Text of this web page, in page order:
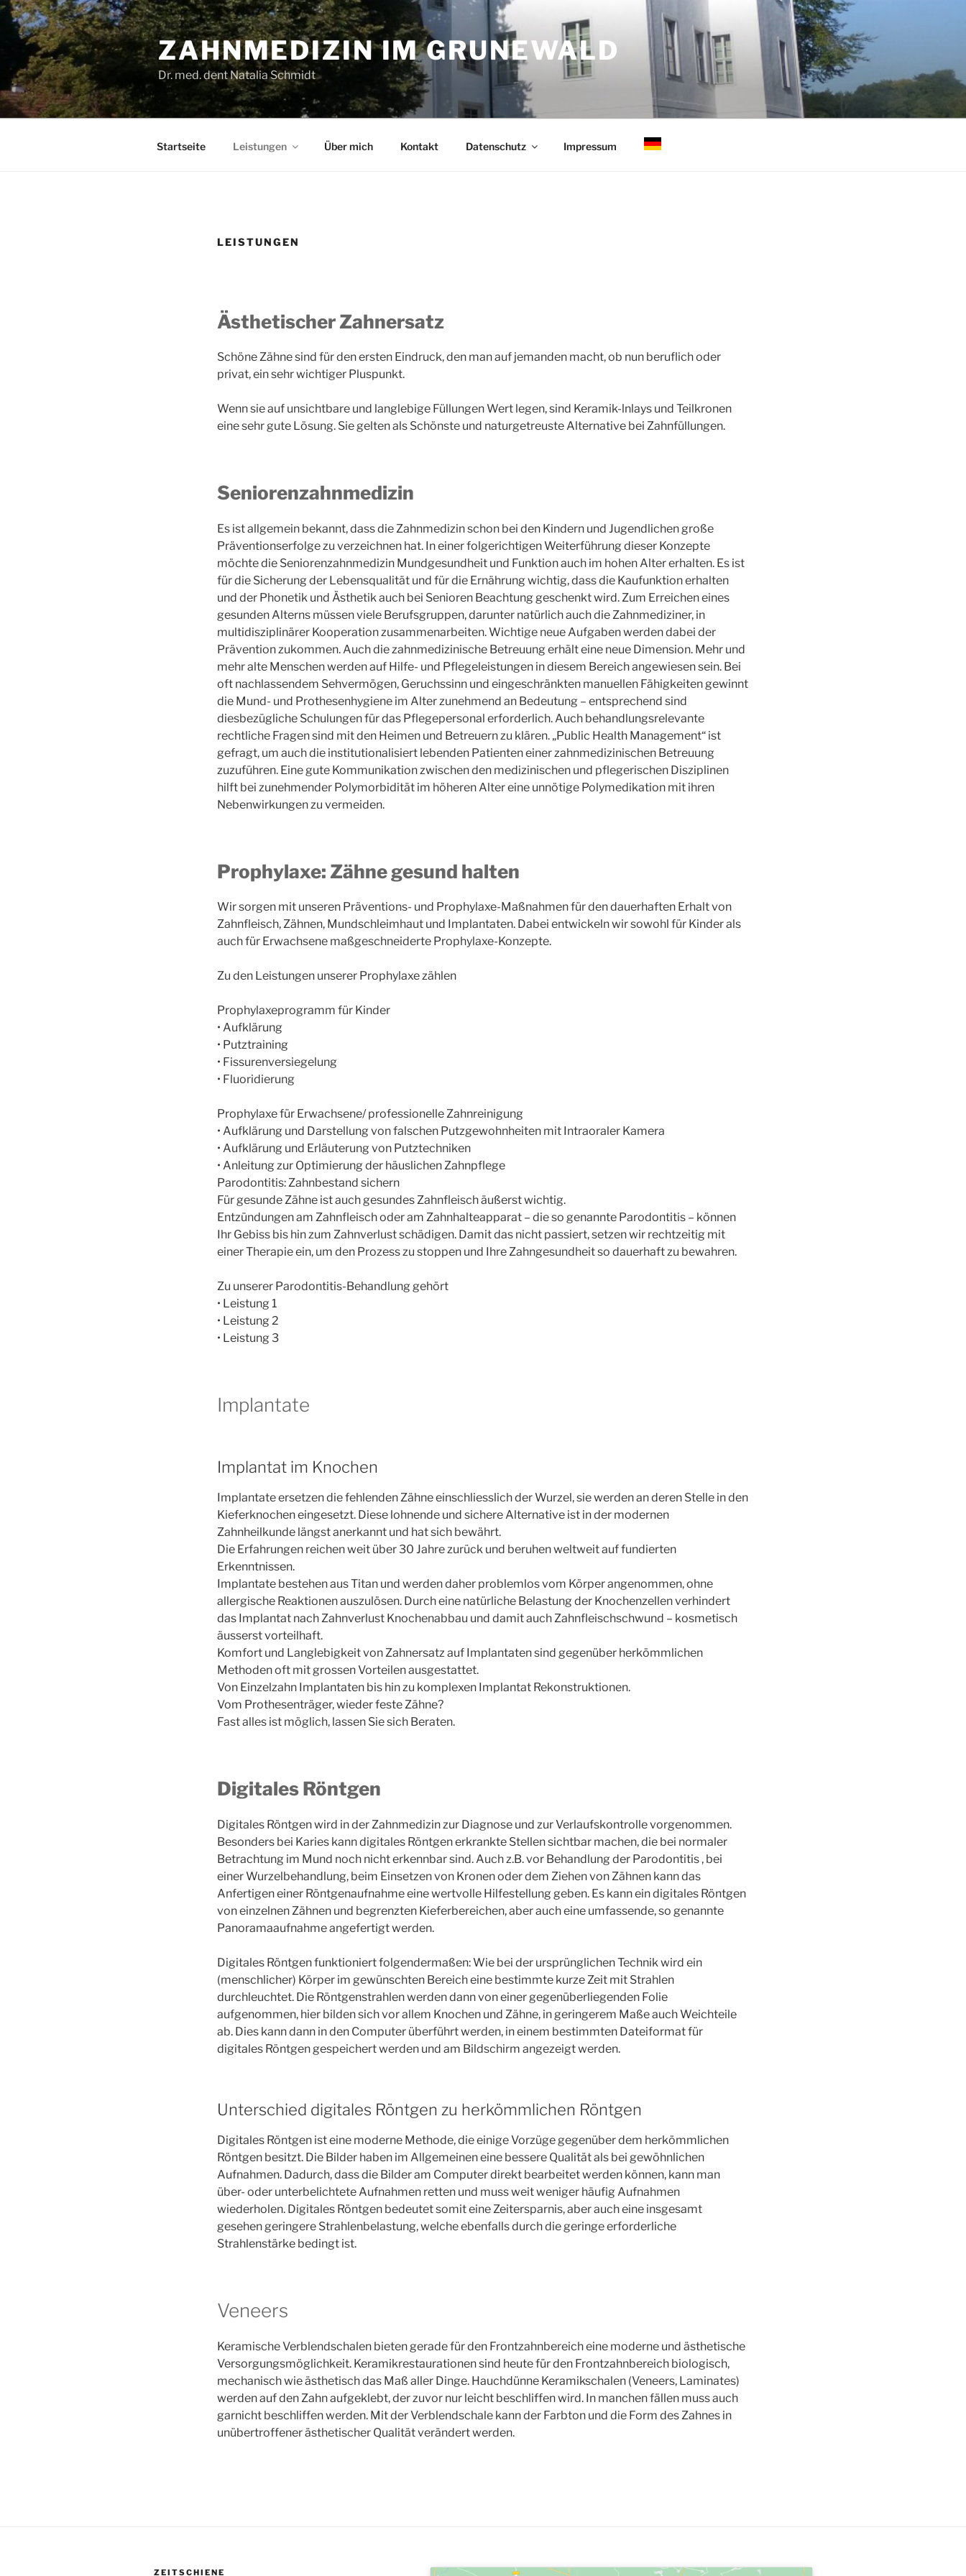
Zum
Inhalt
springen
ZAHNMEDIZIN IM GRUNEWALD
Dr. med. dent Natalia Schmidt
Startseite Leistungen Über mich Kontakt Datenschutz Impressum
LEISTUNGEN
Ästhetischer Zahnersatz
Schöne Zähne sind für den ersten Eindruck, den man auf jemanden macht, ob nun beruflich oder
privat, ein sehr wichtiger Pluspunkt.
Wenn sie auf unsichtbare und langlebige Füllungen Wert legen, sind Keramik-lnlays und Teilkronen
eine sehr gute Lösung. Sie gelten als Schönste und naturgetreuste Alternative bei Zahnfüllungen.
Seniorenzahnmedizin
Es ist allgemein bekannt, dass die Zahnmedizin schon bei den Kindern und Jugendlichen große
Präventionserfolge zu verzeichnen hat. In einer folgerichtigen Weiterführung dieser Konzepte
möchte die Seniorenzahnmedizin Mundgesundheit und Funktion auch im hohen Alter erhalten. Es ist
für die Sicherung der Lebensqualität und für die Ernährung wichtig, dass die Kaufunktion erhalten
und der Phonetik und Ästhetik auch bei Senioren Beachtung geschenkt wird. Zum Erreichen eines
gesunden Alterns müssen viele Berufsgruppen, darunter natürlich auch die Zahnmediziner, in
multidisziplinärer Kooperation zusammenarbeiten. Wichtige neue Aufgaben werden dabei der
Prävention zukommen. Auch die zahnmedizinische Betreuung erhält eine neue Dimension. Mehr und
mehr alte Menschen werden auf Hilfe- und Pflegeleistungen in diesem Bereich angewiesen sein. Bei
oft nachlassendem Sehvermögen, Geruchssinn und eingeschränkten manuellen Fähigkeiten gewinnt
die Mund- und Prothesenhygiene im Alter zunehmend an Bedeutung – entsprechend sind
diesbezügliche Schulungen für das Pflegepersonal erforderlich. Auch behandlungsrelevante
rechtliche Fragen sind mit den Heimen und Betreuern zu klären. „Public Health Management“ ist
gefragt, um auch die institutionalisiert lebenden Patienten einer zahnmedizinischen Betreuung
zuzuführen. Eine gute Kommunikation zwischen den medizinischen und pflegerischen Disziplinen
hilft bei zunehmender Polymorbidität im höheren Alter eine unnötige Polymedikation mit ihren
Nebenwirkungen zu vermeiden.
Prophylaxe: Zähne gesund halten
Wir sorgen mit unseren Präventions- und Prophylaxe-Maßnahmen für den dauerhaften Erhalt von
Zahnfleisch, Zähnen, Mundschleimhaut und Implantaten. Dabei entwickeln wir sowohl für Kinder als
auch für Erwachsene maßgeschneiderte Prophylaxe-Konzepte.
Zu den Leistungen unserer Prophylaxe zählen
Prophylaxeprogramm für Kinder
• Aufklärung
• Putztraining
• Fissurenversiegelung
• Fluoridierung
Prophylaxe für Erwachsene/ professionelle Zahnreinigung
• Aufklärung und Darstellung von falschen Putzgewohnheiten mit Intraoraler Kamera
• Aufklärung und Erläuterung von Putztechniken
• Anleitung zur Optimierung der häuslichen Zahnpflege
Parodontitis: Zahnbestand sichern
Für gesunde Zähne ist auch gesundes Zahnfleisch äußerst wichtig.
Entzündungen am Zahnfleisch oder am Zahnhalteapparat – die so genannte Parodontitis – können
Ihr Gebiss bis hin zum Zahnverlust schädigen. Damit das nicht passiert, setzen wir rechtzeitig mit
einer Therapie ein, um den Prozess zu stoppen und Ihre Zahngesundheit so dauerhaft zu bewahren.
Zu unserer Parodontitis-Behandlung gehört
• Leistung 1
• Leistung 2
• Leistung 3
Implantate
Implantat im Knochen
Implantate ersetzen die fehlenden Zähne einschliesslich der Wurzel, sie werden an deren Stelle in den
Kieferknochen eingesetzt. Diese lohnende und sichere Alternative ist in der modernen
Zahnheilkunde längst anerkannt und hat sich bewährt.
Die Erfahrungen reichen weit über 30 Jahre zurück und beruhen weltweit auf fundierten
Erkenntnissen.
Implantate bestehen aus Titan und werden daher problemlos vom Körper angenommen, ohne
allergische Reaktionen auszulösen. Durch eine natürliche Belastung der Knochenzellen verhindert
das Implantat nach Zahnverlust Knochenabbau und damit auch Zahnfleischschwund – kosmetisch
äusserst vorteilhaft.
Komfort und Langlebigkeit von Zahnersatz auf Implantaten sind gegenüber herkömmlichen
Methoden oft mit grossen Vorteilen ausgestattet.
Von Einzelzahn Implantaten bis hin zu komplexen Implantat Rekonstruktionen.
Vom Prothesenträger, wieder feste Zähne?
Fast alles ist möglich, lassen Sie sich Beraten.
Digitales Röntgen
Digitales Röntgen wird in der Zahnmedizin zur Diagnose und zur Verlaufskontrolle vorgenommen.
Besonders bei Karies kann digitales Röntgen erkrankte Stellen sichtbar machen, die bei normaler
Betrachtung im Mund noch nicht erkennbar sind. Auch z.B. vor Behandlung der Parodontitis , bei
einer Wurzelbehandlung, beim Einsetzen von Kronen oder dem Ziehen von Zähnen kann das
Anfertigen einer Röntgenaufnahme eine wertvolle Hilfestellung geben. Es kann ein digitales Röntgen
von einzelnen Zähnen und begrenzten Kieferbereichen, aber auch eine umfassende, so genannte
Panoramaaufnahme angefertigt werden.
Digitales Röntgen funktioniert folgendermaßen: Wie bei der ursprünglichen Technik wird ein
(menschlicher) Körper im gewünschten Bereich eine bestimmte kurze Zeit mit Strahlen
durchleuchtet. Die Röntgenstrahlen werden dann von einer gegenüberliegenden Folie
aufgenommen, hier bilden sich vor allem Knochen und Zähne, in geringerem Maße auch Weichteile
ab. Dies kann dann in den Computer überführt werden, in einem bestimmten Dateiformat für
digitales Röntgen gespeichert werden und am Bildschirm angezeigt werden.
Unterschied digitales Röntgen zu herkömmlichen Röntgen
Digitales Röntgen ist eine moderne Methode, die einige Vorzüge gegenüber dem herkömmlichen
Röntgen besitzt. Die Bilder haben im Allgemeinen eine bessere Qualität als bei gewöhnlichen
Aufnahmen. Dadurch, dass die Bilder am Computer direkt bearbeitet werden können, kann man
über- oder unterbelichtete Aufnahmen retten und muss weit weniger häufig Aufnahmen
wiederholen. Digitales Röntgen bedeutet somit eine Zeitersparnis, aber auch eine insgesamt
gesehen geringere Strahlenbelastung, welche ebenfalls durch die geringe erforderliche
Strahlenstärke bedingt ist.
Veneers
Keramische Verblendschalen bieten gerade für den Frontzahnbereich eine moderne und ästhetische
Versorgungsmöglichkeit. Keramikrestaurationen sind heute für den Frontzahnbereich biologisch,
mechanisch wie ästhetisch das Maß aller Dinge. Hauchdünne Keramikschalen (Veneers, Laminates)
werden auf den Zahn aufgeklebt, der zuvor nur leicht beschliffen wird. In manchen fällen muss auch
garnicht beschliffen werden. Mit der Verblendschale kann der Farbton und die Form des Zahnes in
unübertroffener ästhetischer Qualität verändert werden.
ZEITSCHIENE